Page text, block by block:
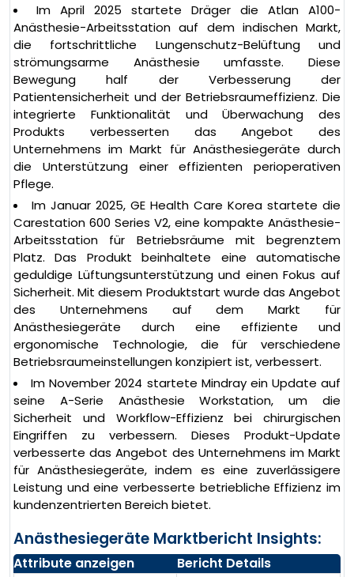
Im April 2025 startete Dräger die Atlan A100-
Anästhesie-Arbeitsstation auf dem indischen Markt,
die fortschrittliche Lungenschutz-Belüftung und
strömungsarme Anästhesie umfasste. Diese
Bewegung half der Verbesserung der
Patientensicherheit und der Betriebsraumeffizienz. Die
integrierte Funktionalität und Überwachung des
Produkts verbesserten das Angebot des
Unternehmens im Markt für Anästhesiegeräte durch
die Unterstützung einer effizienten perioperativen
Pflege.
Im Januar 2025, GE Health Care Korea startete die
Carestation 600 Series V2, eine kompakte Anästhesie-
Arbeitsstation für Betriebsräume mit begrenztem
Platz. Das Produkt beinhaltete eine automatische
geduldige Lüftungsunterstützung und einen Fokus auf
Sicherheit. Mit diesem Produktstart wurde das Angebot
des Unternehmens auf dem Markt für
Anästhesiegeräte durch eine effiziente und
ergonomische Technologie, die für verschiedene
Betriebsraumeinstellungen konzipiert ist, verbessert.
Im November 2024 startete Mindray ein Update auf
seine A-Serie Anästhesie Workstation, um die
Sicherheit und Workflow-Effizienz bei chirurgischen
Eingriffen zu verbessern. Dieses Produkt-Update
verbesserte das Angebot des Unternehmens im Markt
für Anästhesiegeräte, indem es eine zuverlässigere
Leistung und eine verbesserte betriebliche Effizienz im
kundenzentrierten Bereich bietet.
Anästhesiegeräte Marktbericht Insights:
Attribute anzeigen Bericht Details